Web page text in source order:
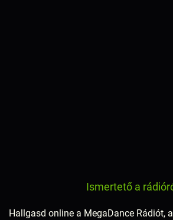
Ismertető a
Hallgasd online a MegaDance Rádiót,